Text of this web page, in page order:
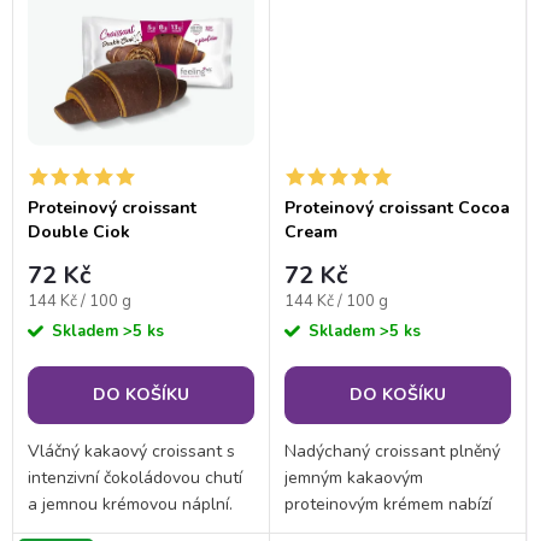
volbou. Poleva z...
Proteinový croissant
Double Ciok
72 Kč
Měrná
cena:
144 Kč / 100 g
Skladem >5 ks
DO KOŠÍKU
Vláčný kakaový croissant s
intenzivní čokoládovou chutí
a jemnou krémovou náplní.
Proteinový croissant Double
Proteinový croissant Cocoa
Cream
72 Kč
Měrná
cena:
144 Kč / 100 g
Skladem >5 ks
DO KOŠÍKU
Nadýchaný croissant plněný
jemným kakaovým
proteinovým krémem nabízí
neodolatelnou chuť a